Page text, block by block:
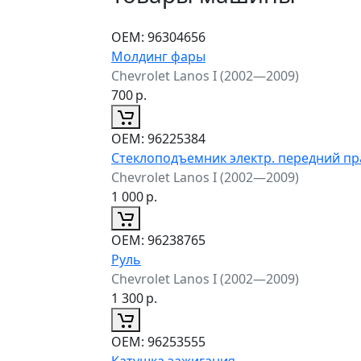
ОЕМ: 96304656
Молдинг фары
Chevrolet Lanos I (2002—2009)
700р.
ОЕМ: 96225384
Стеклоподъемник электр. передний
Chevrolet Lanos I (2002—2009)
1 000р.
ОЕМ: 96238765
Руль
Chevrolet Lanos I (2002—2009)
1 300р.
ОЕМ: 96253555